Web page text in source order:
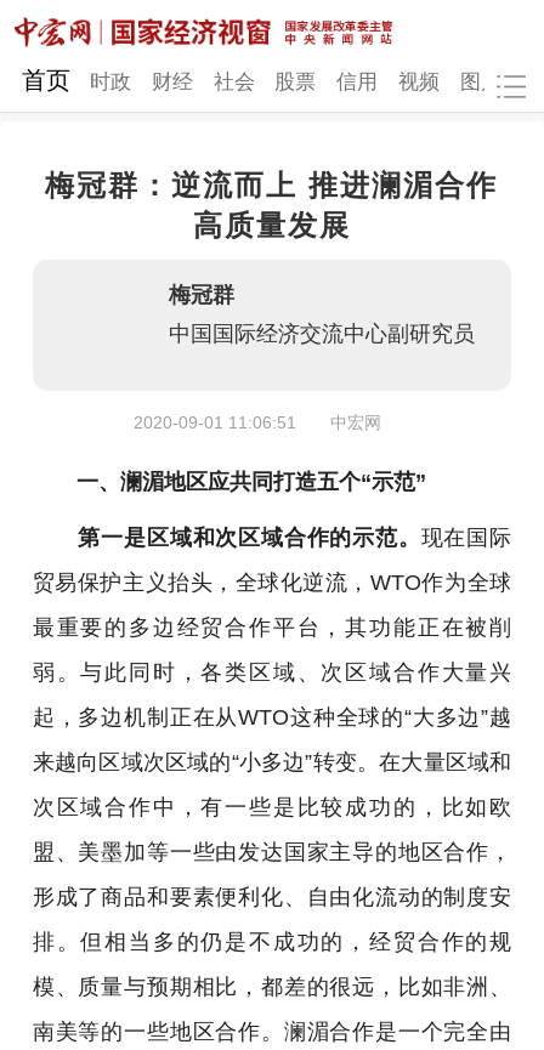
网站地图
财经 社会
中宏研究 营商环境 新质生产力
首页 时政 财经 社会 股票 信用 视频 图片
梅冠群：逆流而上 推进澜湄合作
高质量发展
梅冠群
中国国际经济交流中心副研究员
2020-09-01 11:06:51 中宏网
一、澜湄地区应共同打造五个“示范”
第一是区域和次区域合作的示范。 现在国际
贸易保护主义抬头，全球化逆流，WTO作为全球
最重要的多边经贸合作平台，其功能正在被削
弱。与此同时，各类区域、次区域合作大量兴
起，多边机制正在从WTO这种全球的“大多边”越
来越向区域次区域的“小多边”转变。在大量区域和
次区域合作中，有一些是比较成功的，比如欧
盟、美墨加等一些由发达国家主导的地区合作，
形成了商品和要素便利化、自由化流动的制度安
排。但相当多的仍是不成功的，经贸合作的规
模、质量与预期相比，都差的很远，比如非洲、
南美等的一些地区合作。澜湄合作是一个完全由